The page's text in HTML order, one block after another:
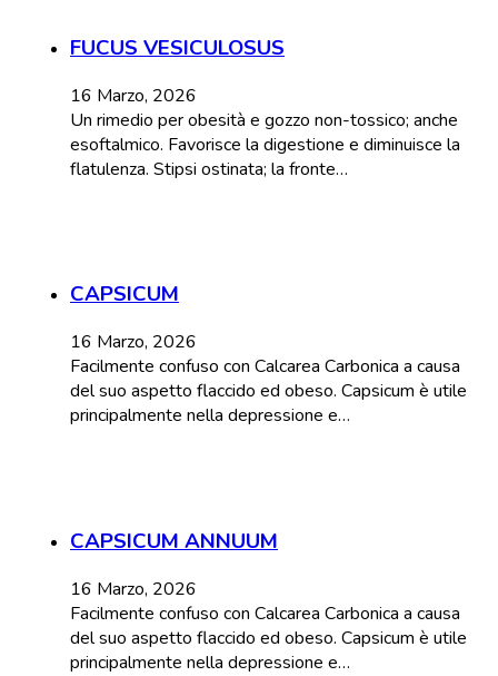
FUCUS VESICULOSUS
16 Marzo, 2026
Un rimedio per obesità e gozzo non-tossico; anche
esoftalmico. Favorisce la digestione e diminuisce la
flatulenza. Stipsi ostinata; la fronte…
CAPSICUM
16 Marzo, 2026
Facilmente confuso con Calcarea Carbonica a causa
del suo aspetto flaccido ed obeso. Capsicum è utile
principalmente nella depressione e…
CAPSICUM ANNUUM
16 Marzo, 2026
Facilmente confuso con Calcarea Carbonica a causa
del suo aspetto flaccido ed obeso. Capsicum è utile
principalmente nella depressione e…